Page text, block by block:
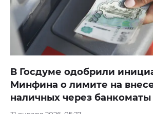
В Госдуме одобрили
Минфина о лимите на
наличных через банкоматы